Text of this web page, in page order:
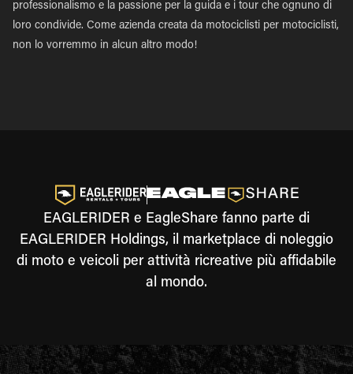
professionalismo e la passione per la guida e i tour che ognuno di
loro condivide. Come azienda creata da motociclisti per motociclisti,
non lo vorremmo in alcun altro modo!
EAGLERIDER e EagleShare fanno parte di
EAGLERIDER Holdings, il marketplace di noleggio
di moto e veicoli per attività ricreative più affidabile
al mondo.